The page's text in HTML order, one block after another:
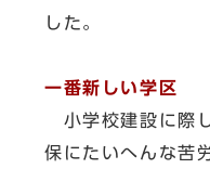
した。
一番新しい学区
小学校建設に際
保にたいへんな苦